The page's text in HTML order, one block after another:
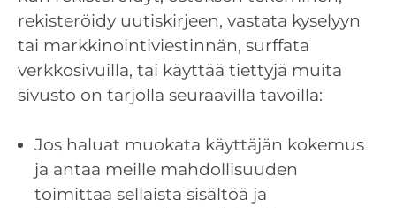
rekisteröidy uutiskirjeen, vastata kyselyyn
tai markkinointiviestinnän, surffata
verkkosivuilla, tai käyttää tiettyjä muita
sivusto on tarjolla seuraavilla tavoilla:
Jos haluat muokata käyttäjän kokemus
ja antaa meille mahdollisuuden
toimittaa sellaista sisältöä ja